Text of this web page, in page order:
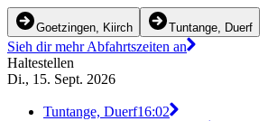
Goetzingen, Kiirch Tuntange, Duerf
Sieh dir mehr Abfahrtszeiten an
Haltestellen
Di., 15. Sept. 2026
Tuntange, Duerf16:02